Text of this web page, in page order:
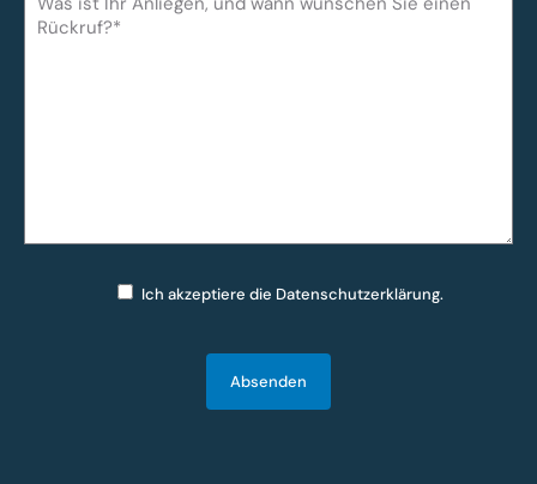
Ich akzeptiere die Datenschutzerklärung.
Bitte lasse dieses Feld leer.